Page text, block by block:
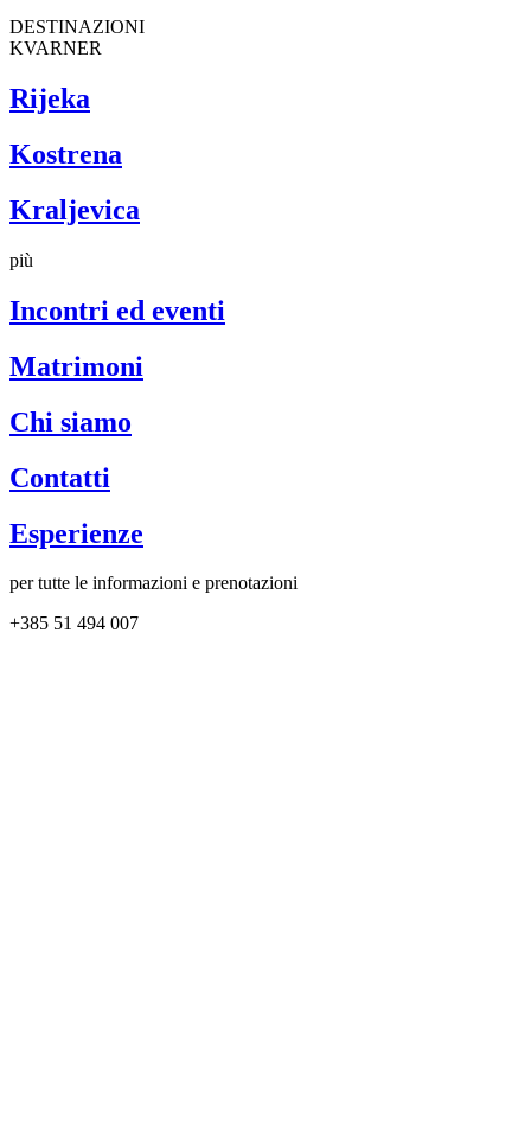
DESTINAZIONI
KVARNER
Rijeka
Kostrena
Kraljevica
più
Incontri ed eventi
Matrimoni
Chi siamo
Contatti
Esperienze
per tutte le informazioni e prenotazioni
+385 51 494 007